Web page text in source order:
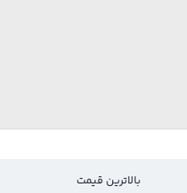
بالاترین قیمت